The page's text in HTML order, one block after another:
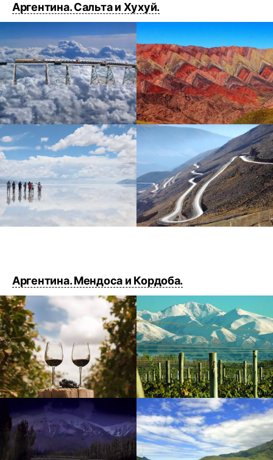
Аргентина. Сальта и Хухуй.
Аргентина. Мендоса и Кордоба.